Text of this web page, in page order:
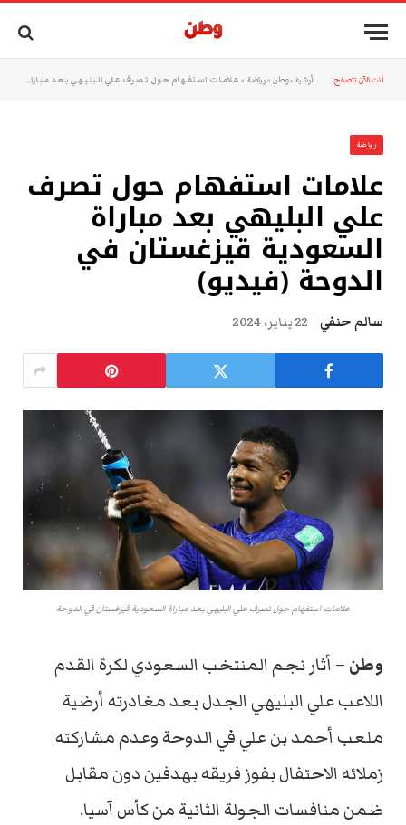
أنت الآن تتصفح: أرشيف وطن »رياضة » علامات استفهام حول تصرف علي البليهي بعد مباراة السعودية قيزغستان في الدوحة (فيديو)
رياضة
علامات استفهام حول تصرف
علي البليهي بعد مباراة
السعودية قيزغستان في
الدوحة (فيديو)
سالم حنفي 22 يناير، 2024
علامات استفهام حول تصرف علي البليهي بعد مباراة السعودية قيزغستان في الدوحة
وطن – أثار نجم المنتخب السعودي لكرة القدم
اللاعب علي البليهي الجدل بعد مغادرته أرضية
ملعب أحمد بن علي في الدوحة وعدم مشاركته
زملائه الاحتفال بفوز فريقه بهدفين دون مقابل
ضمن منافسات الجولة الثانية من كأس آسيا.